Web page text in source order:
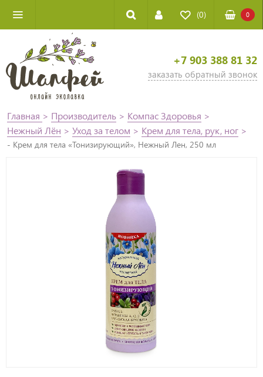
(0) 0
+7 903 388 81 32
заказать обратный звонок
Главная > Производитель > Компас Здоровья >
Нежный Лён > Уход за телом > Крем для тела, рук, ног >
- Крем для тела «Тонизирующий», Нежный Лен, 250 мл